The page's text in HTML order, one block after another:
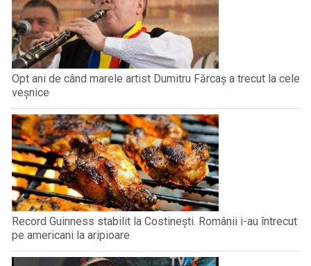
Opt ani de când marele artist Dumitru Fărcaș a trecut la cele
veșnice
Record Guinness stabilit la Costinești. Românii i-au întrecut
pe americani la aripioare